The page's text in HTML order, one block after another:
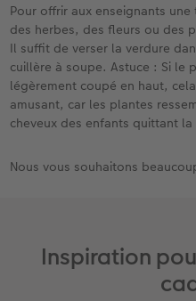
Pour offrir aux enseignants
des herbes, des fleurs ou des
Il suffit de verser la verdure
cuillère à soupe. Astuce : Si le
légèrement coupé en haut,
amusant, car les plantes
cheveux des enfants quittant
Nous vous souhaitons
Inspiration